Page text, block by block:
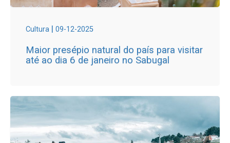
Cultura | 09-12-2025
Maior presépio natural do país para visitar
até ao dia 6 de janeiro no Sabugal